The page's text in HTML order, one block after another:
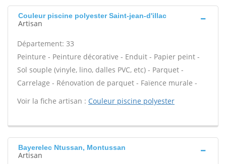
Couleur piscine polyester Saint-jean-d'illac
Artisan
Département: 33
Peinture - Peinture décorative - Enduit - Papier peint -
Sol souple (vinyle, lino, dalles PVC, etc) - Parquet -
Carrelage - Rénovation de parquet - Faïence murale -
Voir la fiche artisan : Couleur piscine polyester
Bayerelec Ntussan, Montussan
Artisan